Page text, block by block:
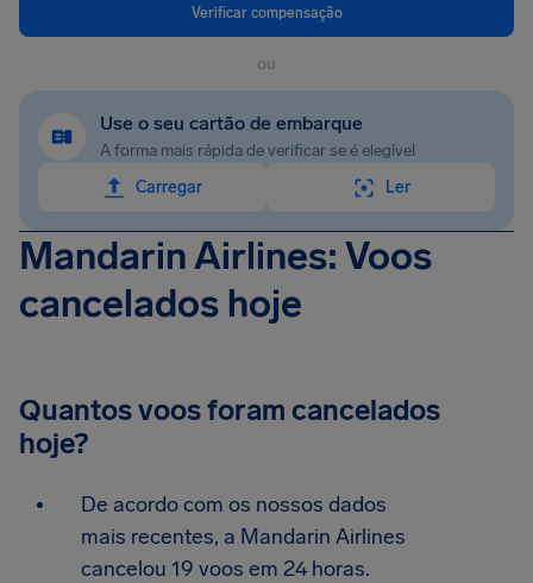
Verificar compensação
ou
Use o seu cartão de embarque
A forma mais rápida de verificar se é elegível
Carregar
Ler
Mandarin Airlines: Voos
cancelados hoje
Quantos voos foram cancelados
hoje?
De acordo com os nossos dados
mais recentes, a Mandarin Airlines
cancelou 19 voos em 24 horas.